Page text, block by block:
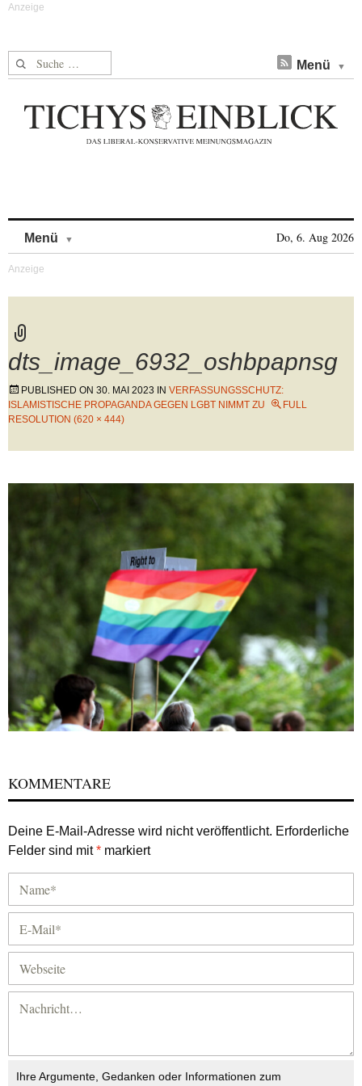
Suche nach: Menü
Menü Do, 6. Aug 2026
dts_image_6932_oshbpapnsg
PUBLISHED ON 30. MAI 2023 IN VERFASSUNGSSCHUTZ:
ISLAMISTISCHE PROPAGANDA GEGEN LGBT NIMMT ZU
FULL
RESOLUTION (620 × 444)
KOMMENTARE
Deine E-Mail-Adresse wird nicht veröffentlicht. Erforderliche
Felder sind mit* markiert
Ihre Argumente, Gedanken oder Informationen zum